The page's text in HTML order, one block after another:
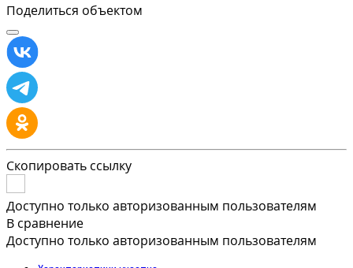
Поделиться объектом
Скопировать ссылку
Доступно только авторизованным пользователям
В сравнение
Доступно только авторизованным пользователям